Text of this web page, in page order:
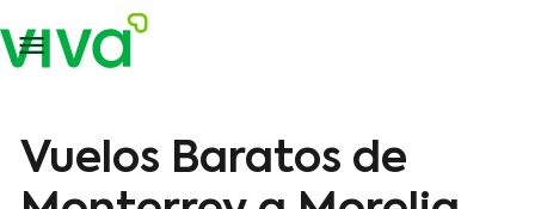

Vuelos Baratos de